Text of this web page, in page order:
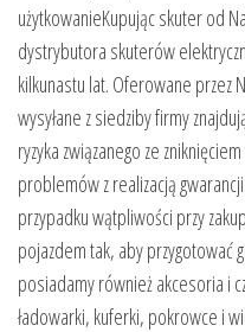
użytkowanieKupując skuter od
dystrybutora skuterów
kilkunastu lat. Oferowane przez
wysyłane z siedziby firmy
ryzyka związanego ze
problemów z realizacją
przypadku wątpliwości przy
pojazdem tak, aby przygotować
posiadamy również akcesoria i
ładowarki, kuferki, pokrowce i